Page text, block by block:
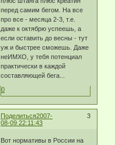
перед самим бегом. На все
про все - месяца 2-3, т.е.
даже к октябрю успеешь, а
если оставить до весны - тут
уж и быстрее сможешь. Даже
неИМХО, у тебя потенциал
практически в каждой
составляющей бега...
0
Поделиться 3
2007-
08-09 22:11:43
Вот нормативы в России на